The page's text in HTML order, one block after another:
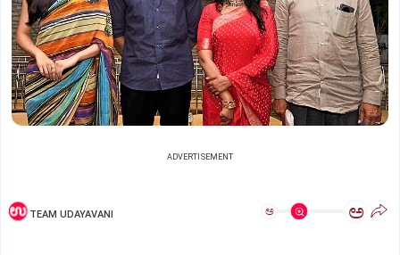
ADVERTISEMENT
TEAM UDAYAVANI ಅ ಅ